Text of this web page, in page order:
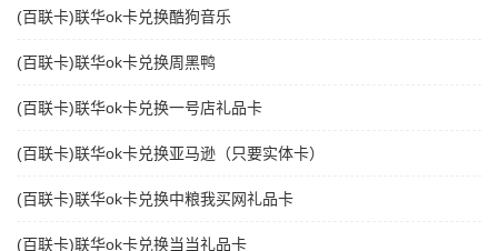
(百联卡)联华ok卡兑换酷狗音乐
(百联卡)联华ok卡兑换周黑鸭
(百联卡)联华ok卡兑换一号店礼品卡
(百联卡)联华ok卡兑换亚马逊（只要实体卡）
(百联卡)联华ok卡兑换中粮我买网礼品卡
(百联卡)联华ok卡兑换当当礼品卡